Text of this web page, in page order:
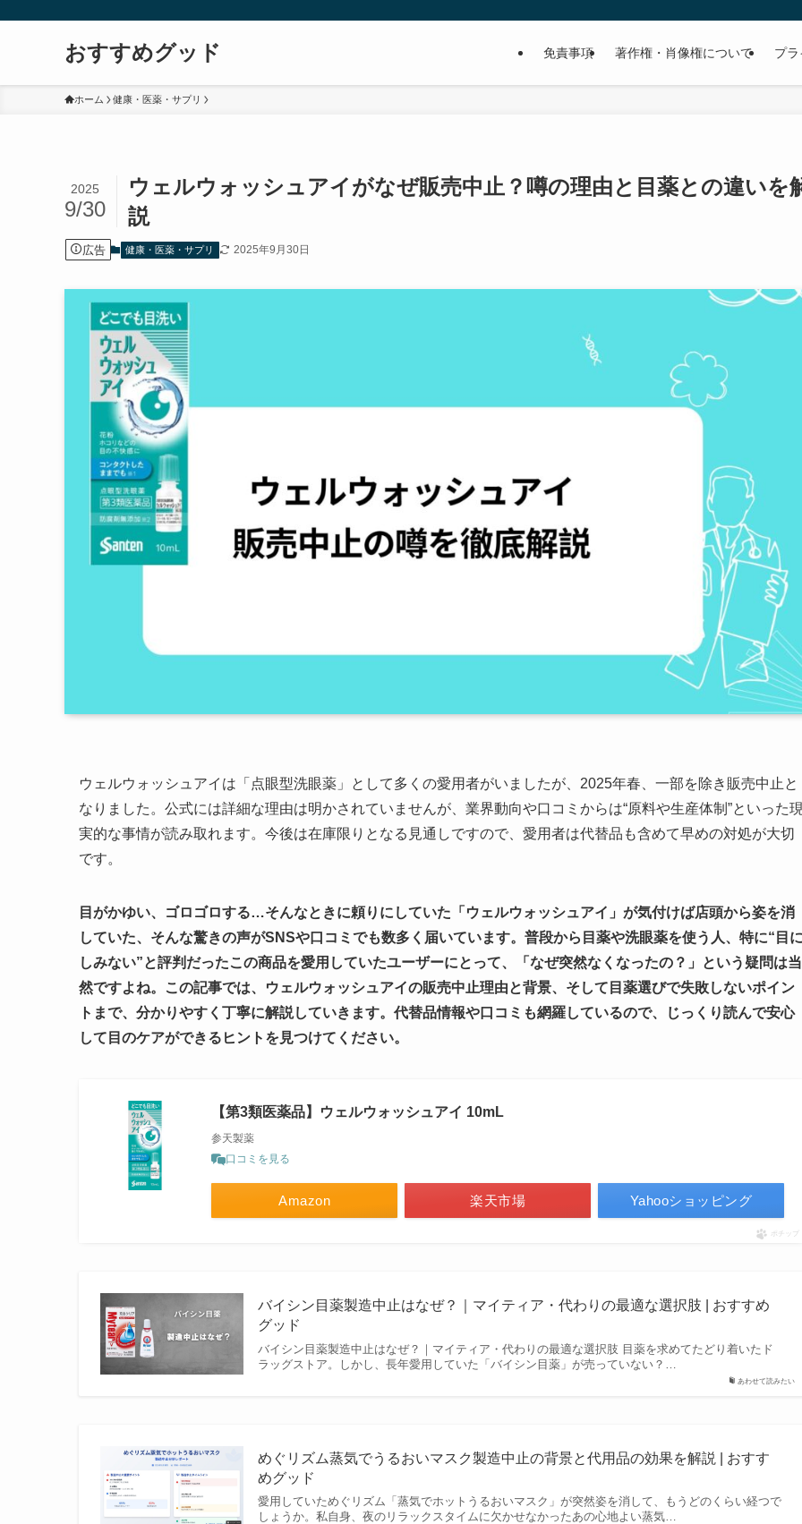
おすすめグッド 免責事項 著作権・肖像権について プ
ホーム 健康・医薬・サプリ
ウェルウォッシュアイがなぜ販売中止？噂の理由と目薬との違いを
説
2025
9/30
広告 健康・医薬・サプリ 2025年9月30日
ウェルウォッシュアイは「点眼型洗眼薬」として多くの愛用者がいましたが、2025年春、一部を除き販売中止と
なりました。公式には詳細な理由は明かされていませんが、業界動向や口コミからは“原料や生産体制”といった
実的な事情が読み取れます。今後は在庫限りとなる見通しですので、愛用者は代替品も含めて早めの対処が大切
です。
目がかゆい、ゴロゴロする…そんなときに頼りにしていた「ウェルウォッシュアイ」が気付けば店頭から姿を消
していた、そんな驚きの声がSNSや口コミでも数多く届いています。普段から目薬や洗眼薬を使う人、特に“目
しみない”と評判だったこの商品を愛用していたユーザーにとって、「なぜ突然なくなったの？」という疑問は当
然ですよね。この記事では、ウェルウォッシュアイの販売中止理由と背景、そして目薬選びで失敗しないポイン
トまで、分かりやすく丁寧に解説していきます。代替品情報や口コミも網羅しているので、じっくり読んで安心
して目のケアができるヒントを見つけてください。
【第3類医薬品】ウェルウォッシュアイ 10mL
参天製薬
口コミを見る
Amazon 楽天市場 Yahooショッピング
ポチップ
あわせて読みたい
バイシン目薬製造中止はなぜ？｜マイティア・代わりの最適な選択肢 | おすすめ
グッド
バイシン目薬製造中止はなぜ？｜マイティア・代わりの最適な選択肢 目薬を求めてたどり着いたド
ラッグストア。しかし、長年愛用していた「バイシン目薬」が売っていない？…
めぐリズム蒸気でうるおいマスク製造中止の背景と代用品の効果を解説 | おすす
めグッド
愛用していためぐリズム「蒸気でホットうるおいマスク」が突然姿を消して、もうどのくらい経つで
しょうか。私自身、夜のリラックスタイムに欠かせなかったあの心地よい蒸気…